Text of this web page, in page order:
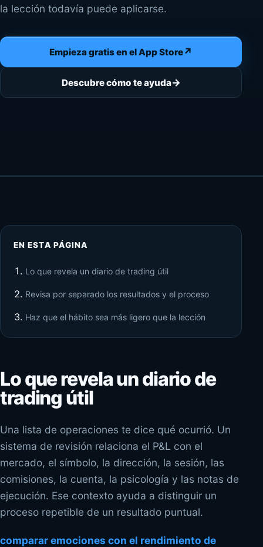
la lección todavía puede aplicarse.
Empieza gratis en el App Store↗
Descubre cómo te ayuda→
EN ESTA PÁGINA
Lo que revela un diario de trading útil
Revisa por separado los resultados y el proceso
Haz que el hábito sea más ligero que la lección
Lo que revela un diario de
trading útil
Una lista de operaciones te dice qué ocurrió. Un
sistema de revisión relaciona el P&L con el
mercado, el símbolo, la dirección, la sesión, las
comisiones, la cuenta, la psicología y las notas de
ejecución. Ese contexto ayuda a distinguir un
proceso repetible de un resultado puntual.
comparar emociones con el rendimiento de